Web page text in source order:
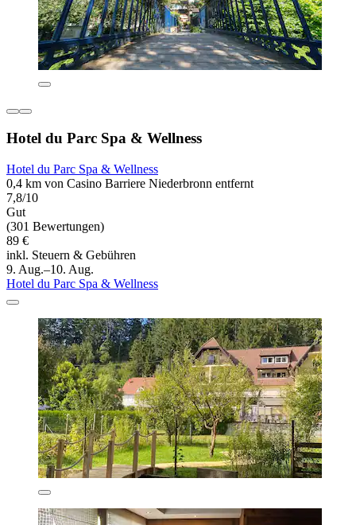
Hotel du Parc Spa & Wellness
Hotel du Parc Spa & Wellness
0,4 km von Casino Barriere Niederbronn entfernt
7,8/10
Gut
(301 Bewertungen)
89 €
inkl. Steuern & Gebühren
9. Aug.–10. Aug.
Hotel du Parc Spa & Wellness